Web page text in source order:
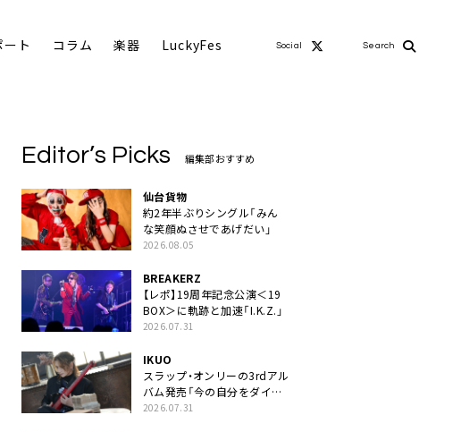
ト コラム 楽器 LuckyFes Social Search
Editor’s Picks 編集部おすすめ
仙台貨物
約2年半ぶりシングル「みん
な笑顔ぬさせであげだい」
2026.08.05
BREAKERZ
【レポ】19周年記念公演＜19
BOX＞に軌跡と加速「I.K.Z.」
2026.07.31
IKUO
スラップ・オンリーの3rdアル
バム発売「今の自分をダイレ
クトに」
2026.07.31